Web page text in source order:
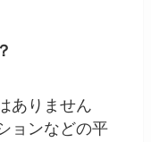
ありません
ョンなどの平